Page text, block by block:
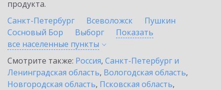
продукта.
Санкт-Петербург
Всеволожск
Пушкин
Сосновый Бор
Выборг
Показать
все населенные пункты
Смотрите также: Россия, Санкт-Петербург и
Ленинградская область, Вологодская область,
Новгородская область, Псковская область,